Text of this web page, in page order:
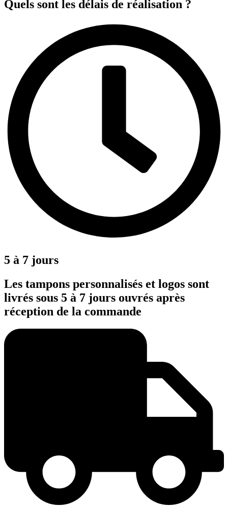
Quels sont les délais de réalisation ?
5 à 7 jours
Les tampons personnalisés et logos sont
livrés sous 5 à 7 jours ouvrés après
réception de la commande